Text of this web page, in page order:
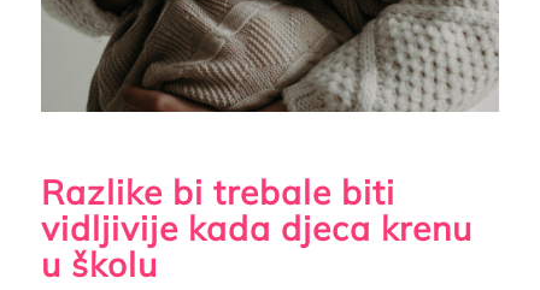
Razlike bi trebale biti
vidljivije kada djeca krenu
u školu